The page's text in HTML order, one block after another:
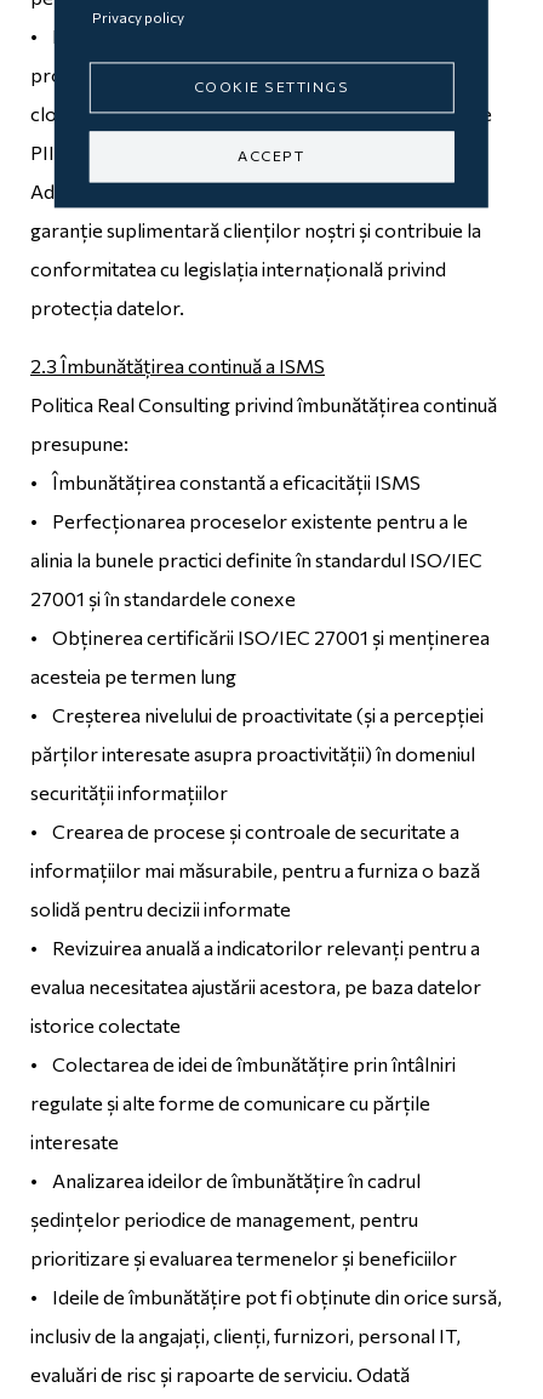
• ISO/IEC 27018 – Cod de bune practici pentru
protecția informațiilor cu caracter personal (PII) în
cloud-urile publice, care acționează ca procesatori de
PII
Adoptarea acestor coduri de bune practici oferă o
garanție suplimentară clienților noștri și contribuie la
conformitatea cu legislația internațională privind
protecția datelor.
2.3 Îmbunătățirea continuă a ISMS
Politica Real Consulting privind îmbunătățirea continuă
presupune:
• Îmbunătățirea constantă a eficacității ISMS
• Perfecționarea proceselor existente pentru a le
alinia la bunele practici definite în standardul ISO/IEC
27001 și în standardele conexe
• Obținerea certificării ISO/IEC 27001 și menținerea
acesteia pe termen lung
• Creșterea nivelului de proactivitate (și a percepției
părților interesate asupra proactivității) în domeniul
securității informațiilor
• Crearea de procese și controale de securitate a
informațiilor mai măsurabile, pentru a furniza o bază
solidă pentru decizii informate
• Revizuirea anuală a indicatorilor relevanți pentru a
evalua necesitatea ajustării acestora, pe baza datelor
istorice colectate
• Colectarea de idei de îmbunătățire prin întâlniri
regulate și alte forme de comunicare cu părțile
interesate
• Analizarea ideilor de îmbunătățire în cadrul
ședințelor periodice de management, pentru
prioritizare și evaluarea termenelor și beneficiilor
• Ideile de îmbunătățire pot fi obținute din orice sursă,
inclusiv de la angajați, clienți, furnizori, personal IT,
evaluări de risc și rapoarte de serviciu. Odată
Privacy policy
COOKIE SETTINGS
ACCEPT